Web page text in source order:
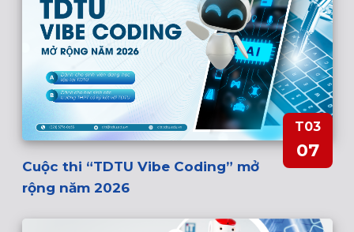
T03
07
Cuộc thi “TDTU Vibe Coding” mở
rộng năm 2026